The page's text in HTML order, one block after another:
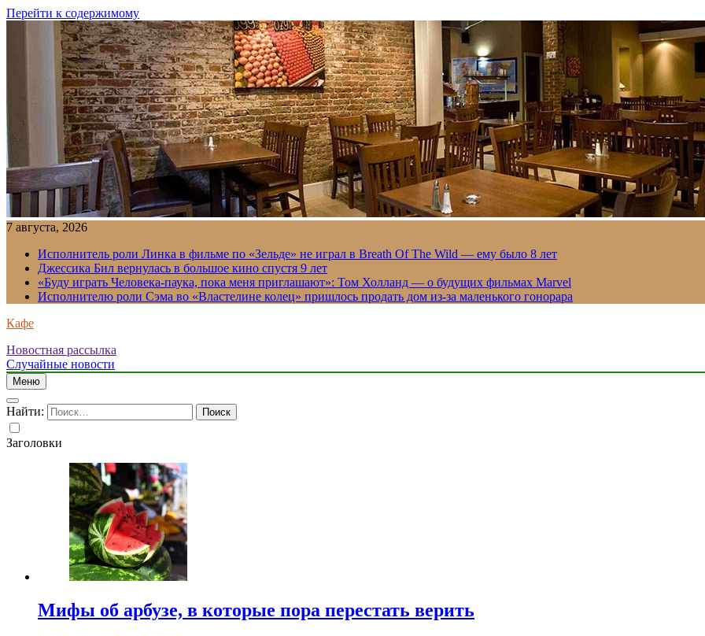
Перейти к содержимому
7 августа, 2026
Исполнитель роли Линка в фильме по «Зельде» не играл в Breath Of The Wild — ему было 8 лет
Джессика Бил вернулась в большое кино спустя 9 лет
«Буду играть Человека-паука, пока меня приглашают»: Том Холланд — о будущих фильмах Marvel
Исполнителю роли Сэма во «Властелине колец» пришлось продать дом из-за маленького гонорара
Кафе
Новостная рассылка
Случайные новости
Меню
Найти:
Заголовки
Мифы об арбузе, в которые пора перестать верить